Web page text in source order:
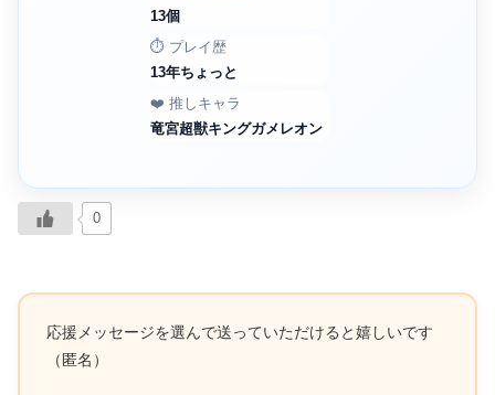
13個
⏱️ プレイ歴
13年ちょっと
❤️ 推しキャラ
竜宮超獣キングガメレオン
0
応援メッセージを選んで送っていただけると嬉しいです
（匿名）